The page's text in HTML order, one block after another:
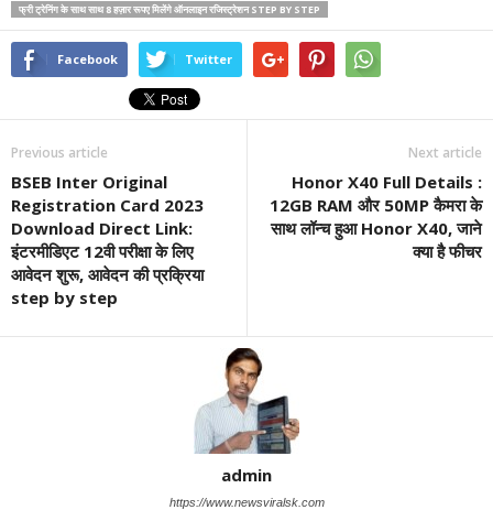
फ्री ट्रेनिंग के साथ साथ 8 हज़ार रूपए मिलेंगे ऑनलाइन रजिस्ट्रेशन STEP BY STEP
Facebook Twitter
Previous article
BSEB Inter Original
Registration Card 2023
Download Direct Link:
इंटरमीडिएट 12वी परीक्षा के लिए
आवेदन शुरू, आवेदन की प्रक्रिया
step by step
Next article
Honor X40 Full Details :
12GB RAM और 50MP कैमरा के
साथ लॉन्च हुआ Honor X40, जाने
क्या है फीचर
admin
https://www.newsviralsk.com